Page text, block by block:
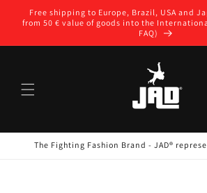
Skip to
content
Free shipping to Europe, Brazil, USA and
from 50 € value of goods into the
FAQ)
The Fighting Fashion Brand - JAD®